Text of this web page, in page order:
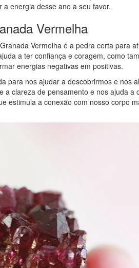
energia desse ano a seu favor.
Vermelha
Vermelha é a pedra certa para
a ter confiança e coragem, como
energias negativas em positivas.
para nos ajudar a descobrirmos e nos
clareza de pensamento e nos ajuda a
estimula a conexão com nosso corpo